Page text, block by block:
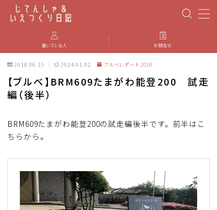
PBP(Paris-Brest-Paris)
エベレスティング
パーツのインプレ・カスタマイズ
カステリ
ブルベ装備
書いている人 お問合せ
2018.06.15 2024.01.02 ブルベレポート2018
【ブルベ】BRM609たまがわ能登200 試走
編（後半）
BRM609たまがわ能登200の試走編後半です。前半はこ
ちらから。